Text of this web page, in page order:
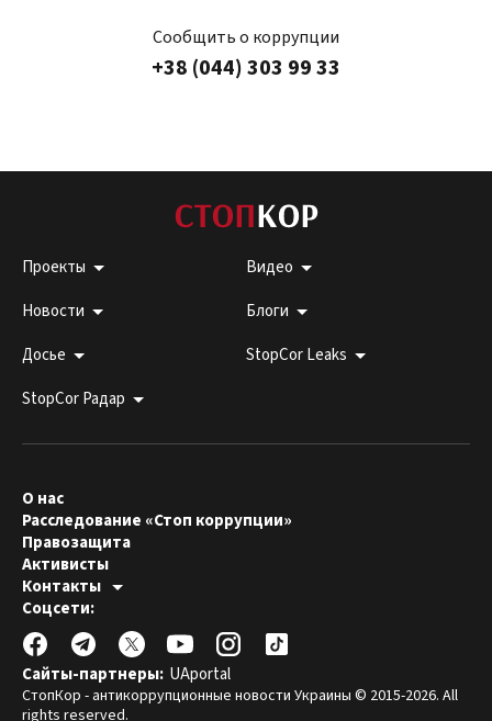
Сообщить о коррупции
+38 (044) 303 99 33
Проекты
Видео
Новости
Блоги
Досье
StopCor Leaks
StopCor Радар
Сайты-партнеры: UAportal
СтопКор - антикоррупционные новости Украины © 2015-2026. All
rights reserved.
О нас
Расследование «Стоп коррупции»
Правозащита
Активисты
Контакты
Горячая линия:
Редакция СтопКора:
Юристы:
law@stopcor.org
Правозащитники:
Журналисты-расследователи:
media@stopcor.org
Соцсети: